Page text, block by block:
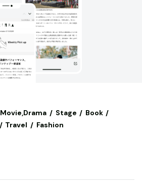
Movie,Drama Stage
Book
Travel Fashion